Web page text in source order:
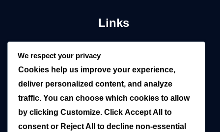
Links
About
Local
Overseas
We respect your privacy
Cookies help us improve your experience,
deliver personalized content, and analyze
traffic. You can choose which cookies to allow
by clicking Customize. Click Accept All
to
consent or Reject All to decline non-essential